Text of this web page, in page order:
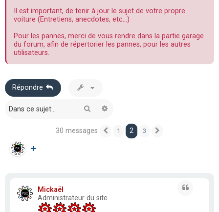
Il est important, de tenir à jour le sujet de votre propre
voiture (Entretiens, anecdotes, etc...)
Pour les pannes, merci de vous rendre dans la partie garage
du forum, afin de répertorier les pannes, pour les autres
utilisateurs.
Répondre
Rechercher
30 messages Précédente
1 2 3
Mickaël
Administrateur du site